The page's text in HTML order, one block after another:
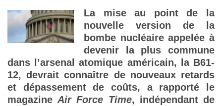
La mise au point de la
nouvelle version de la
bombe nucléaire appelée à
devenir la plus commune
dans l’arsenal atomique américain, la B61-
12, devrait connaître de nouveaux retards
et dépassement de coûts, a rapporté le
magazineAir Force Time, indépendant de